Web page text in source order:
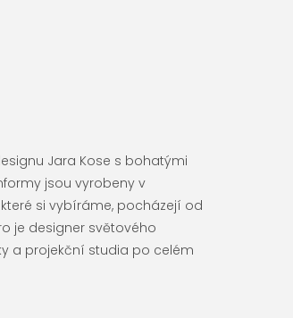
Jara Kose s bohatými
jsou vyrobeny v
si vybíráme, pocházejí od
je designer světového
a projekční studia po celém